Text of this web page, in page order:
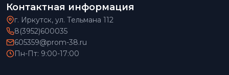
Контактная информация
г. Иркутск, ул. Тельмана 112
8(3952)600035
605359@prom-38.ru
Пн-Пт: 9:00-17:00